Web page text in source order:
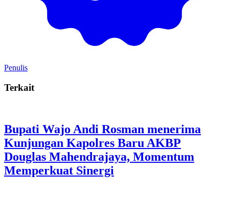
Penulis
Terkait
Bupati Wajo Andi Rosman menerima
Kunjungan Kapolres Baru AKBP
Douglas Mahendrajaya, Momentum
Memperkuat Sinergi